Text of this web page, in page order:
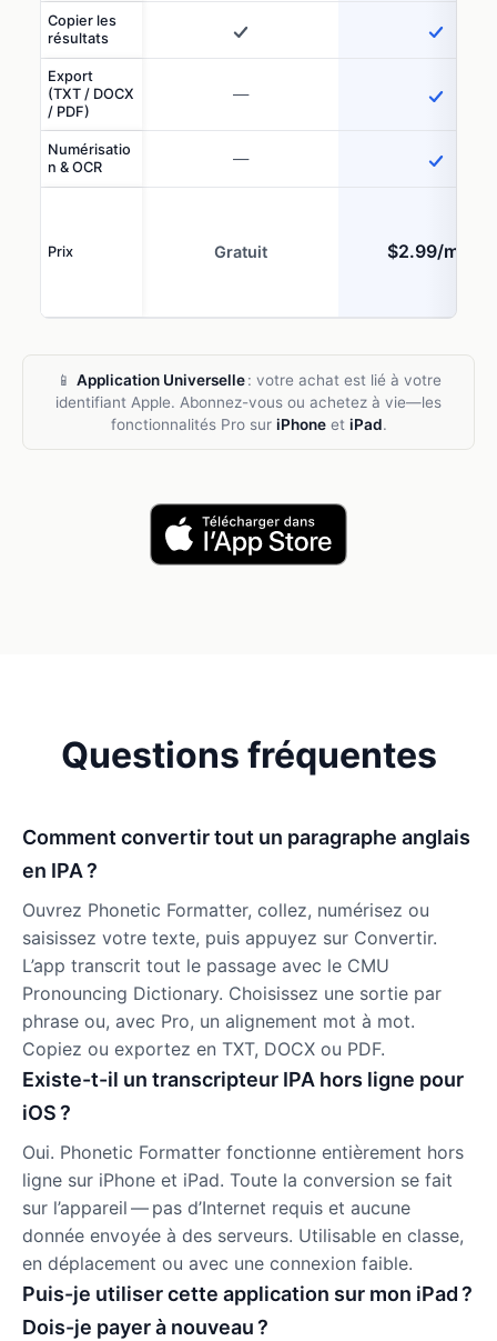
Copier les
résultats
Export
(TXT / DOCX
/ PDF)
—
Numérisatio
n & OCR
—
Prix Gratuit $2.99/mois
📱 Application Universelle: votre achat est lié à votre
identifiant Apple. Abonnez-vous ou achetez à vie—les
fonctionnalités Pro sur iPhoneet iPad.
Questions fréquentes
Comment convertir tout un paragraphe anglais
en IPA ?
Ouvrez Phonetic Formatter, collez, numérisez ou
saisissez votre texte, puis appuyez sur Convertir.
L’app transcrit tout le passage avec le CMU
Pronouncing Dictionary. Choisissez une sortie par
phrase ou, avec Pro, un alignement mot à mot.
Copiez ou exportez en TXT, DOCX ou PDF.
Existe-t-il un transcripteur IPA hors ligne pour
iOS ?
Oui. Phonetic Formatter fonctionne entièrement hors
ligne sur iPhone et iPad. Toute la conversion se fait
sur l’appareil — pas d’Internet requis et aucune
donnée envoyée à des serveurs. Utilisable en classe,
en déplacement ou avec une connexion faible.
Puis-je utiliser cette application sur mon iPad ?
Dois-je payer à nouveau ?